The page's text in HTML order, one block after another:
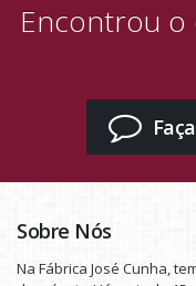
Encontrou o
Sobre Nós
Na Fábrica José Cunha,